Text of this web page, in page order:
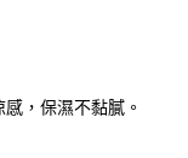
，保濕不黏膩。